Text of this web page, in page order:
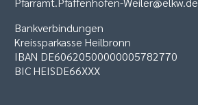
Bankverbindungen
Kreissparkasse Heilbronn
IBAN DE60620500000005782770
BIC HEISDE66XXX